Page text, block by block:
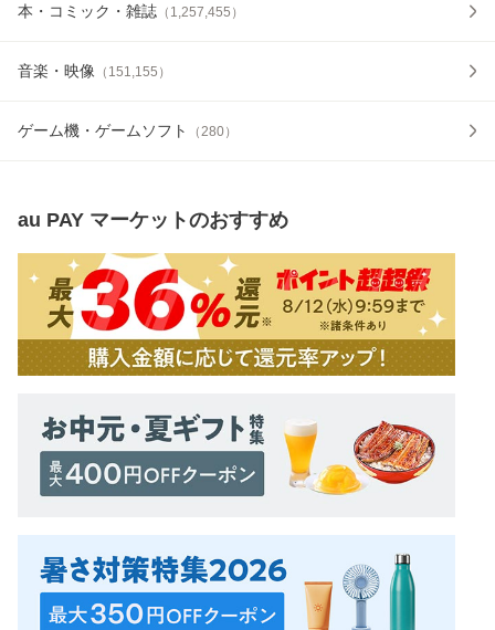
本・コミック・雑誌 （ 1,257,455 ）
音楽・映像 （ 151,155 ）
ゲーム機・ゲームソフト （280）
au PAY マーケットのおすすめ